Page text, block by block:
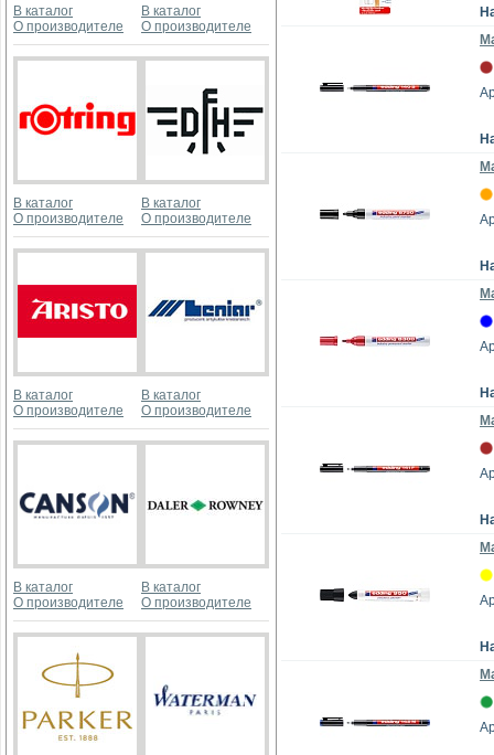
В каталог
О производителе
В каталог
О производителе
В каталог
О производителе
В каталог
О производителе
В каталог
О производителе
В каталог
О производителе
В каталог
О производителе
В каталог
О производителе